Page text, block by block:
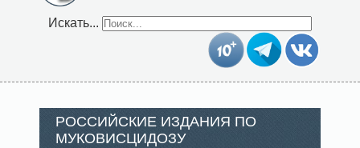
Искать...
РОССИЙСКИЕ ИЗДАНИЯ ПО
МУКОВИСЦИДОЗУ